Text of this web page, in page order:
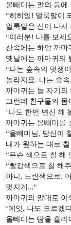
올빼미는 말의 등에
“히히잉! 얼룩말이
얼룩말은 신이 나서
“여러분! 나를 보세
산속에는 하얀 까마
옛날에는 까마귀의
“나는 숲속의 멋쟁
놀라지요. 나는 숲
까마귀는 늘 자기의
그런데 친구들의
‘나도 한번 변신 해
까마귀는 올빼미를
“올빼미님, 당신이
내가 원하는 대로
“무슨 색으로 칠 해
“빨강색으로 칠 해
아니 , 노란색으로.
멋지게 ...”
까마귀의 말대로 이
‘에잇, 나도 모르겠
올빼미는 땀을 흘리